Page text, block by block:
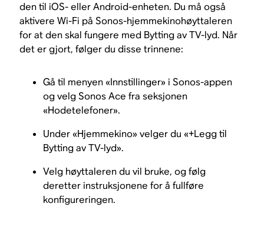
den til iOS- eller Android-enheten. Du må også
aktivere Wi-Fi på Sonos-hjemmekinohøyttaleren
for at den skal fungere med Bytting av TV-lyd. Når
det er gjort, følger du disse trinnene:
Gå til menyen «Innstillinger» i Sonos-appen
og velg Sonos Ace fra seksjonen
«Hodetelefoner».
Under «Hjemmekino» velger du «+Legg til
Bytting av TV-lyd».
Velg høyttaleren du vil bruke, og følg
deretter instruksjonene for å fullføre
konfigureringen.